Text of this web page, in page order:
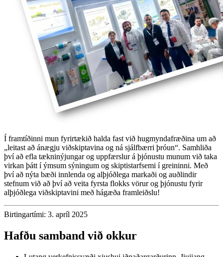
Í framtíðinni mun fyrirtækið halda fast við hugmyndafræðina um að
„leitast að ánægju viðskiptavina og ná sjálfbærri þróun“. Samhliða
því að efla tækninýjungar og uppfærslur á þjónustu munum við taka
virkan þátt í ýmsum sýningum og skiptistarfsemi í greininni. Með
því að nýta bæði innlenda og alþjóðlega markaði og auðlindir
stefnum við að því að veita fyrsta flokks vörur og þjónustu fyrir
alþjóðlega viðskiptavini með hágæða framleiðslu!
Birtingartími: 3. apríl 2025
Hafðu samband við okkur